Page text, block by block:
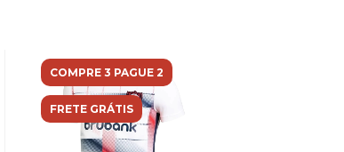
COMPRE 3 PAGUE 2
FRETE GRÁTIS